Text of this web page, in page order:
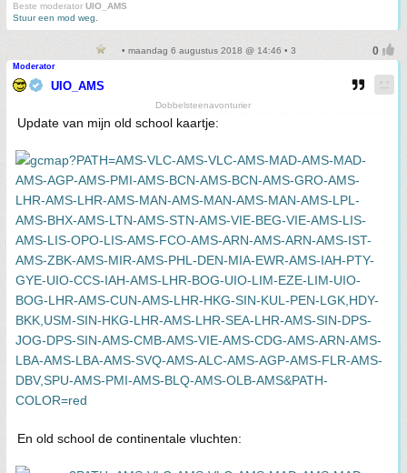
Beste moderator UIO_AMS
Stuur een mod weg.
• maandag 6 augustus 2018 @ 14:46 • 3
Moderator
UIO_AMS
Dobbelsteenavonturier
Update van mijn old school kaartje:
En old school de continentale vluchten: